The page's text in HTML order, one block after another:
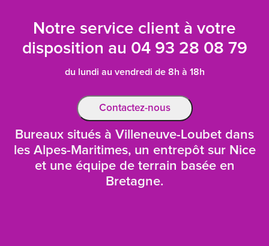
Notre service client à votre
disposition au 04 93 28 08 79
du lundi au vendredi de 8h à 18h
Contactez-nous
Bureaux situés à Villeneuve-Loubet dans
les Alpes-Maritimes, un entrepôt sur Nice
et une équipe de terrain basée en
Bretagne.